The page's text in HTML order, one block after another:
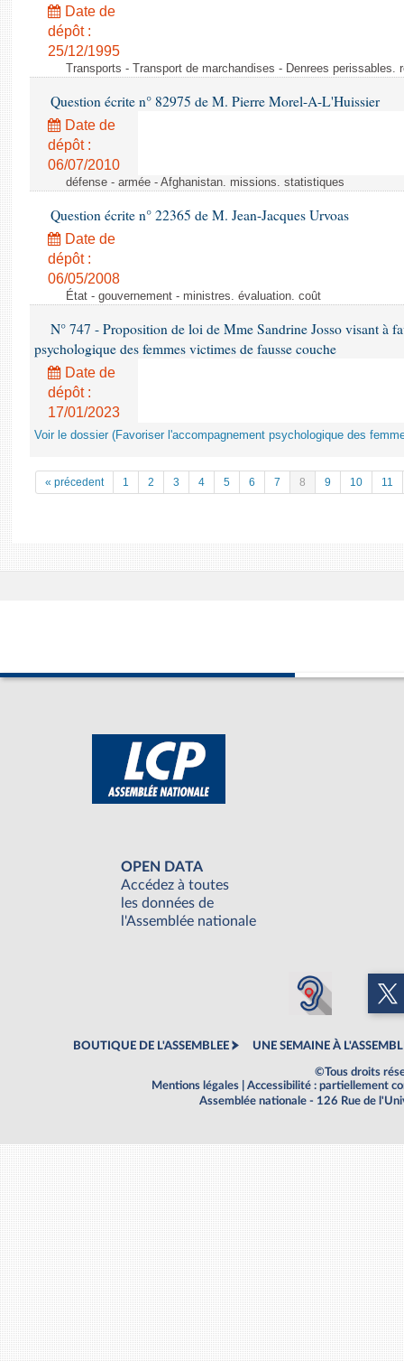
Date de
dépôt :
25/12/1995
Transports - Transport de marchandises - Denrees perissables.
Question écrite n° 82975 de M. Pierre Morel-A-L'Huissier
Date de
dépôt :
06/07/2010
défense - armée - Afghanistan. missions. statistiques
Question écrite n° 22365 de M. Jean-Jacques Urvoas
Date de
dépôt :
06/05/2008
État - gouvernement - ministres. évaluation. coût
N° 747 - Proposition de loi de Mme Sandrine Josso visant à
psychologique des femmes victimes de fausse couche
Date de
dépôt :
17/01/2023
Voir le dossier (Favoriser l'accompagnement psychologique des
« précedent 1 2 3 4 5 6 7 8 9 10 11
OPEN DATA
Accédez à toutes
les données de
l'Assemblée nationale
BOUTIQUE DE L'ASSEMBLEE UNE SEMAINE À
©Tous droits
Mentions légales
Accessibilité : partiellement
Assemblée nationale - 126 Rue de